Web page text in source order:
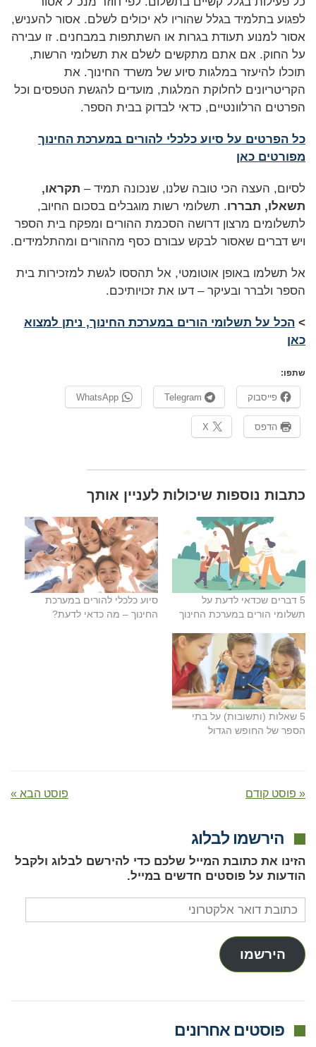
לפגוע בתלמיד בגלל שהוריו לא יכולים לשלם. אסור להעניש,
אסור למנוע תעודת בגרות או השתתפות במבחנים. זו עבירה
על החוק. אם אתם מתקשים לשלם את תשלומי הרשות,
תוכלו להיעזר במלגות סיוע של משרד החינוך. את
הקריטריונים לחלוקת המלגות, מועדים להגשת הטפסים וכל
הפרטים הרלוונטיים, כדאי לבדוק בבית הספר.
כל הפרטים על סיוע כלכלי להורים במערכת החינוך
מפורטים כאן
לסיום, העצה הכי טובה שלנו, שנכונה תמיד – תקראו,
תשאלו, תבררו. תשלומי רשות מוגבלים בסכום החיוב,
לתשלומים מרצון דרושה הסכמת ההורים ומפקח בית הספר
ויש דברים שאסור לבקש עבורם כסף מההורים ומהתלמידים.
אל תשלמו באופן אוטומטי, אל תהססו לגשת למזכירות בית
הספר ולברר ובעיקר – דעו את זכויותיכם.
> הכל על תשלומי הורים במערכת החינוך, ניתן למצוא
כאן
שתפו:
פייסבוק Telegram
WhatsApp
הדפס X
​כתבות נוספות שיכולות לעניין אותך
5 דברים שכדאי לדעת על
תשלומי הורים במערכת החינוך
סיוע כלכלי להורים במערכת
החינוך – מה כדאי לדעת?
5 שאלות (ותשובות) על בתי
הספר של החופש הגדול
« פוסט קודם פוסט הבא »
הירשמו לבלוג
הזינו את כתובת המייל שלכם כדי להירשם לבלוג ולקבל
הודעות על פוסטים חדשים במייל.
כתובת
דואר
אלקטרוני
הירשמו
פוסטים אחרונים